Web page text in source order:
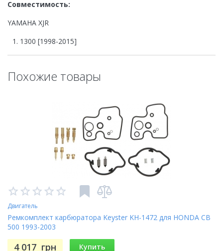
Совместимость:
YAMAHA XJR
1300 [1998-2015]
Похожие товары
Двигатель
Ремкомплект карбюратора Keyster KH-1472 для HONDA CB
500 1993-2003
4 017 грн Купить